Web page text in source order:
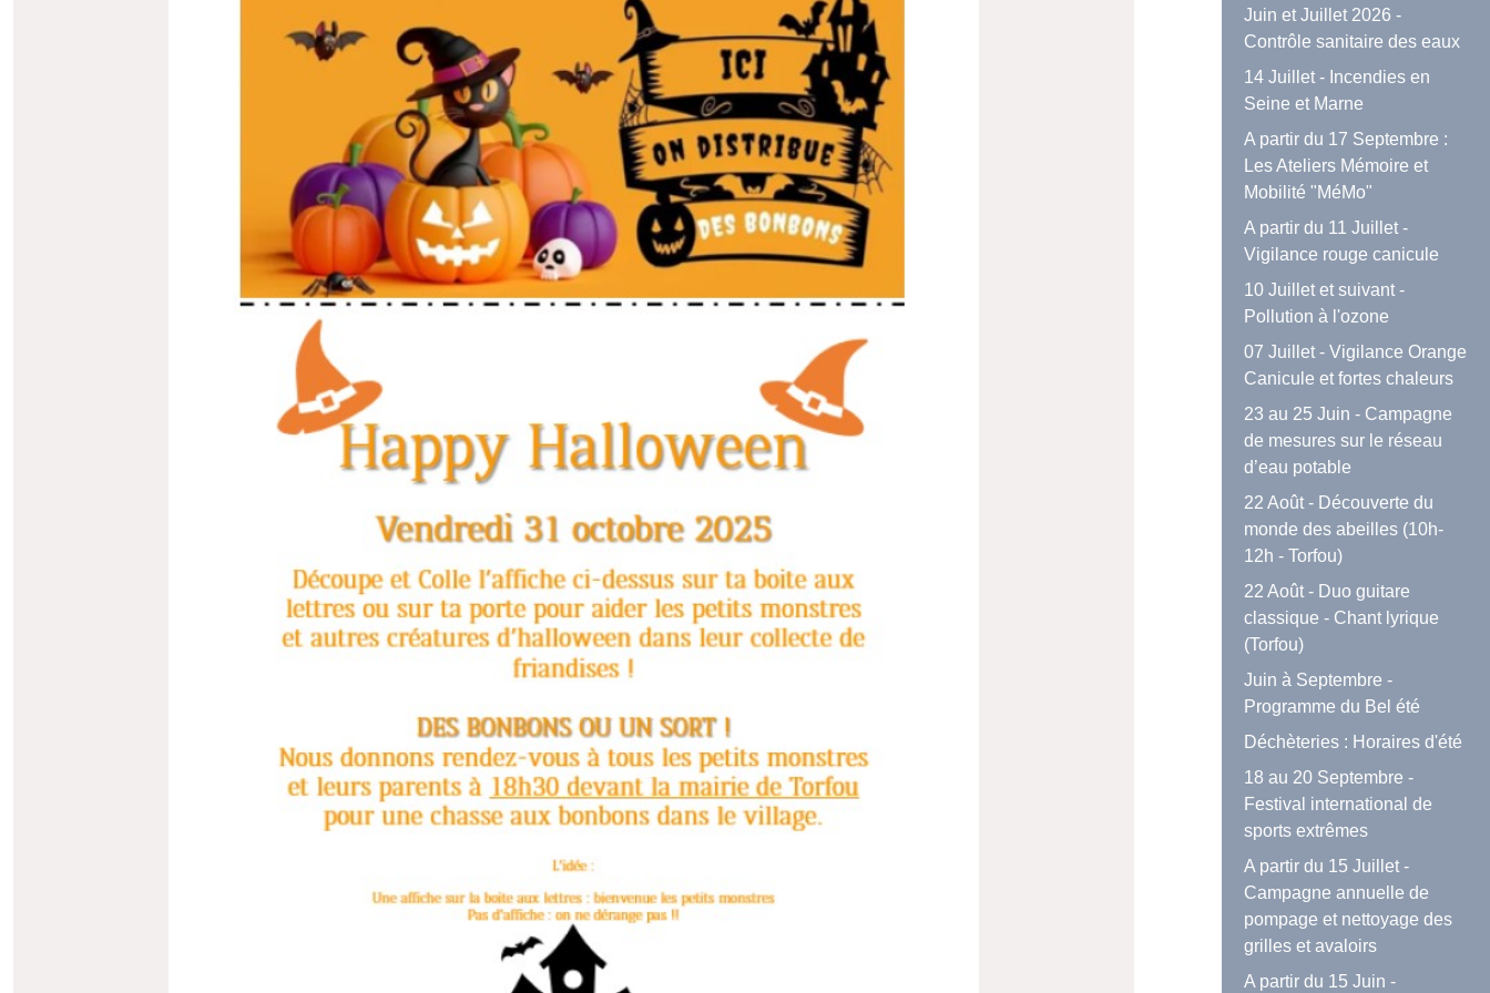
Juin et Juillet 2026 -
Contrôle sanitaire des eaux
14 Juillet - Incendies en
Seine et Marne
A partir du 17 Septembre :
Les Ateliers Mémoire et
Mobilité "MéMo"
A partir du 11 Juillet -
Vigilance rouge canicule
10 Juillet et suivant -
Pollution à l'ozone
07 Juillet - Vigilance Orange
Canicule et fortes chaleurs
23 au 25 Juin - Campagne
de mesures sur le réseau
d’eau potable
22 Août - Découverte du
monde des abeilles (10h-
12h - Torfou)
22 Août - Duo guitare
classique - Chant lyrique
(Torfou)
Juin à Septembre -
Programme du Bel été
Déchèteries : Horaires d'été
18 au 20 Septembre -
Festival international de
sports extrêmes
A partir du 15 Juillet -
Campagne annuelle de
pompage et nettoyage des
grilles et avaloirs
A partir du 15 Juin -